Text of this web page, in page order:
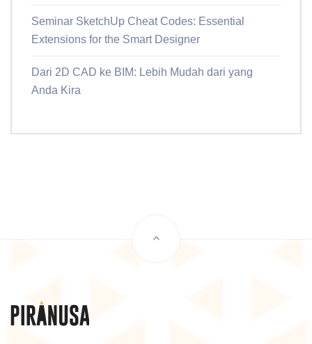
Seminar SketchUp Cheat Codes: Essential
Extensions for the Smart Designer
Dari 2D CAD ke BIM: Lebih Mudah dari yang
Anda Kira